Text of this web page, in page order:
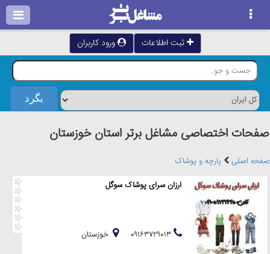
ثبت اطلاعات ورود کاربران
صفحات اختصاصی مشاغل برتر استان خوزستان
صفحه اصلی
پارچه و پوشاک
ارزان سرای پوشاک سوگل
خوزستان